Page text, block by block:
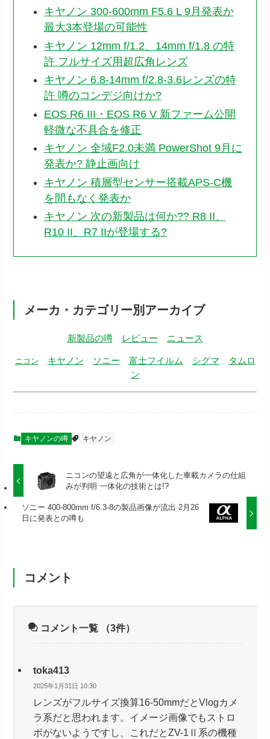
キヤノン 300-600mm F5.6 L 9月発表か
最大3本登場の可能性
キヤノン 12mm f/1.2、14mm f/1.8 の特
許 フルサイズ用超広角レンズ
キヤノン 6.8-14mm f/2.8-3.6レンズの特
許 噂のコンデジ向けか?
EOS R6 III・EOS R6 V 新ファーム公開
軽微な不具合を修正
キヤノン 全域F2.0未満 PowerShot 9月に
発表か? 静止画向け
キヤノン 積層型センサー搭載APS-C機
を間もなく発表か
キヤノン 次の新製品は何か?? R8 II、
R10 II、R7 IIが登場する?
メーカ・カテゴリー別アーカイブ
新製品の噂 レビュー ニュース
ニコン キヤノン ソニー 富士フイルム シグマ
タムロ
ン
キヤノンの噂 キヤノン
ニコンの望遠と広角が一体化した車載カメラの仕組
みが判明 一体化の技術とは!?
ソニー 400-800mm f/6.3-8の製品画像が流出 2月26
日に発表との噂も
コメント
コメント一覧 （3件）
toka413
2025年1月31日 10:30
レンズがフルサイズ換算16-50mmだとVlogカメ
ラ系だと思われます。イメージ画像でもストロ
ボがないようですし、これだとZV-1Ⅱ系の機種